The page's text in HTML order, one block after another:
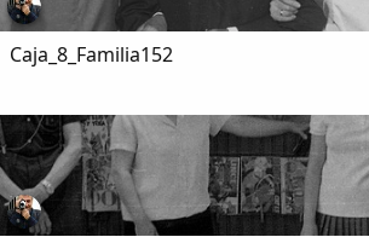
Caja_8_Familia152